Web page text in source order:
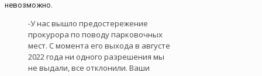
невозможно.
-У нас вышло предостережение
прокурора по поводу парковочных
мест. С момента его выхода в августе
2022 года ни одного разрешения мы
не выдали, все отклонили. Ваши